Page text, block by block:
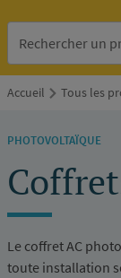
Accueil Tous les
PHOTOVOLTAÏQUE
Le coffret AC
toute installation